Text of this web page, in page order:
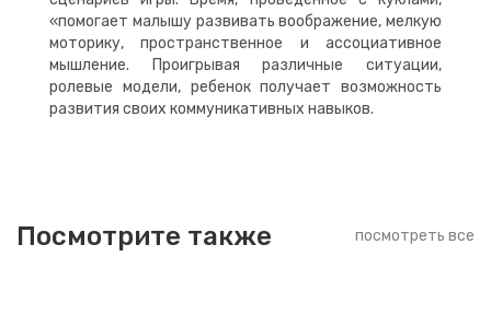
«помогает малышу развивать воображение, мелкую
моторику, пространственное и ассоциативное
мышление. Проигрывая различные ситуации,
ролевые модели, ребенок получает возможность
развития своих коммуникативных навыков.
Посмотрите также посмотреть все